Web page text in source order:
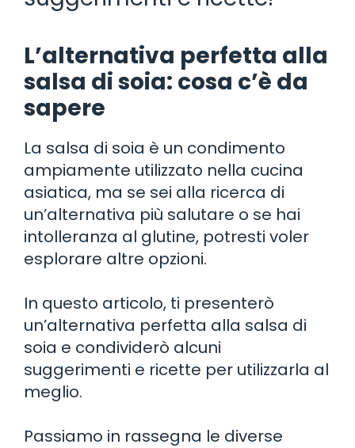
L’alternativa perfetta alla
salsa di soia: cosa c’è da
sapere
La salsa di soia è un condimento
ampiamente utilizzato nella cucina
asiatica, ma se sei alla ricerca di
un’alternativa più salutare o se hai
intolleranza al glutine, potresti voler
esplorare altre opzioni.
In questo articolo, ti presenterò
un’alternativa perfetta alla salsa di
soia e condividerò alcuni
suggerimenti e ricette per utilizzarla al
meglio.
Passiamo in rassegna le diverse